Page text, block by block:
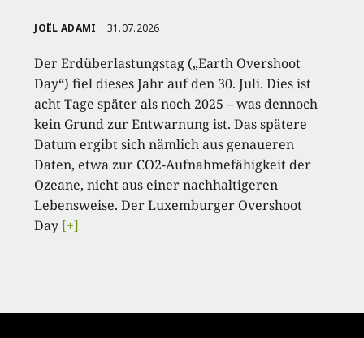
JOËL ADAMI 31.07.2026
Der Erdüberlastungstag („Earth Overshoot
Day“) fiel dieses Jahr auf den 30. Juli. Dies ist
acht Tage später als noch 2025 – was dennoch
kein Grund zur Entwarnung ist. Das spätere
Datum ergibt sich nämlich aus genaueren
Daten, etwa zur CO2-Aufnahmefähigkeit der
Ozeane, nicht aus einer nachhaltigeren
Lebensweise. Der Luxemburger Overshoot
Day [+]